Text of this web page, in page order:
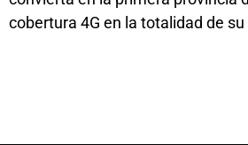
cobertura 4G en la totalidad de